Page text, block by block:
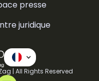
presse
juridique
| All Rights Reserved